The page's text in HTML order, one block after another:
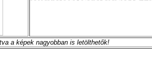
a képek nagyobban is letölthetők!